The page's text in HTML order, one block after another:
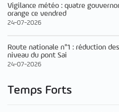
Vigilance météo : quatre
orange ce vendred
24-07-2026
Route nationale n°1 : réduction
niveau du pont Sai
24-07-2026
Temps Forts